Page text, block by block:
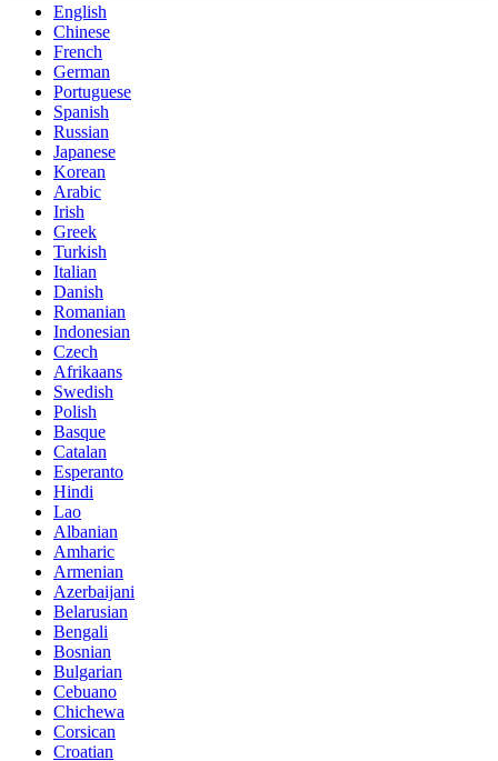
English
Chinese
French
German
Portuguese
Spanish
Russian
Japanese
Korean
Arabic
Irish
Greek
Turkish
Italian
Danish
Romanian
Indonesian
Czech
Afrikaans
Swedish
Polish
Basque
Catalan
Esperanto
Hindi
Lao
Albanian
Amharic
Armenian
Azerbaijani
Belarusian
Bengali
Bosnian
Bulgarian
Cebuano
Chichewa
Corsican
Croatian